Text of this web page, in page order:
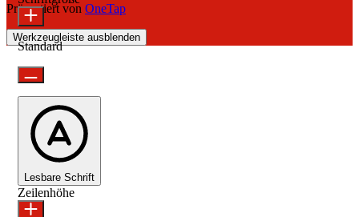
Präsentiert von OneTap
Werkzeugleiste ausblenden
Standard
Lesbare Schrift
Zeilenhöhe